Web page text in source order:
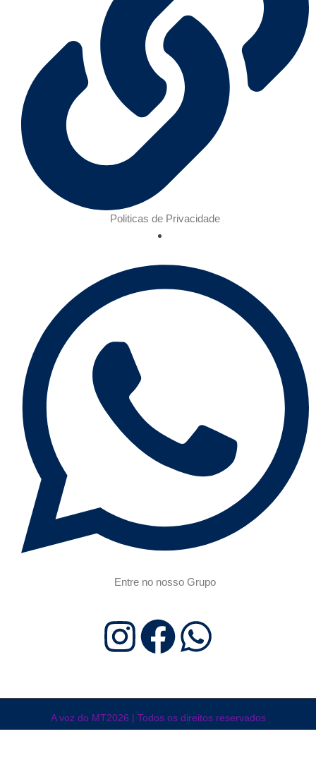
Politicas de Privacidade
Entre no nosso Grupo
A voz do MT2026 | Todos os direitos reservados